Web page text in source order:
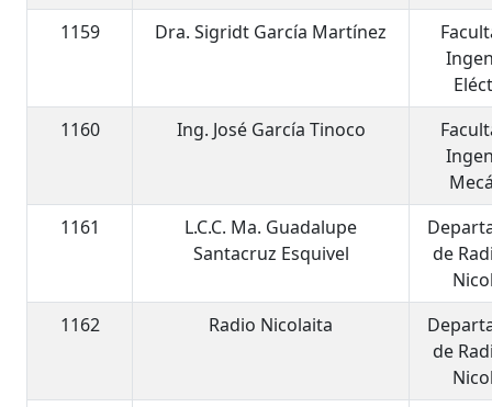
1159
Dra. Sigridt García Martínez
1160
Ing. José García Tinoco
1161
L.C.C. Ma. Guadalupe
Santacruz Esquivel
de
1162
Radio Nicolaita
de